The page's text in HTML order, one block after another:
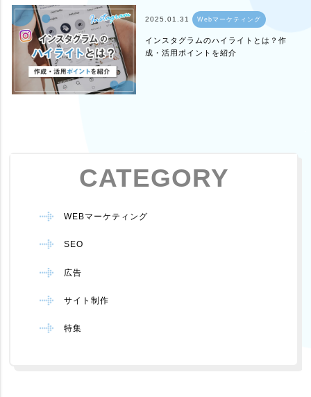
2025.01.31 Webマーケティング
インスタグラムのハイライトとは？作
成・活用ポイントを紹介
CATEGORY
WEBマーケティング
SEO
広告
サイト制作
特集